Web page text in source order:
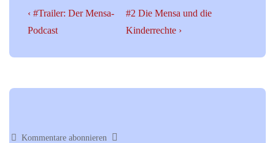
Beitragsnavigation
Vorheriger
Beitrag
‹ #Trailer: Der Mensa-
Podcast
Nächster
Beitrag
#2 Die Mensa und die
Kinderrechte ›
Kommentare abonnieren